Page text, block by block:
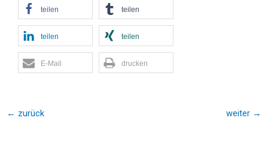
teilen teilen
teilen teilen
E-Mail drucken
← zurück weiter →